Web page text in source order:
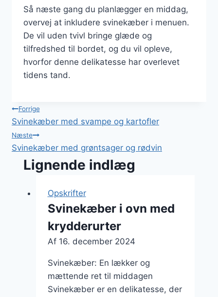
Så næste gang du planlægger en middag,
overvej at inkludere svinekæber i menuen.
De vil uden tvivl bringe glæde og
tilfredshed til bordet, og du vil opleve,
hvorfor denne delikatesse har overlevet
tidens tand.
Indlægsnavigation
Forrige
Svinekæber med svampe og kartofler
Næste
Svinekæber med grøntsager og rødvin
Lignende indlæg
Opskrifter
Svinekæber i ovn med
krydderurter
Af 16. december 2024
Svinekæber: En lækker og
mættende ret til middagen
Svinekæber er en delikatesse, der